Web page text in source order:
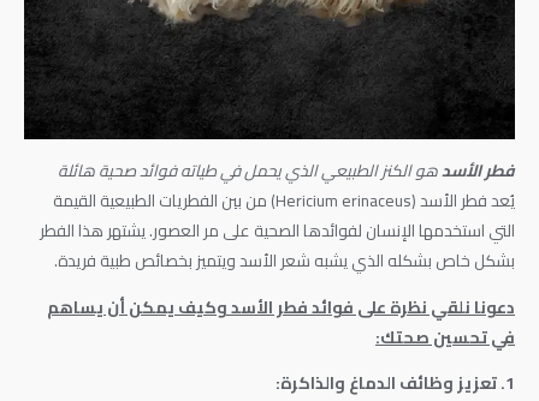
فطر الأسدهو الكنز الطبيعي الذي يحمل في طياته فوائد صحية هائلة
يُعد فطر الأسد (Hericium erinaceus) من بين الفطريات الطبيعية القيمة
التي استخدمها الإنسان لفوائدها الصحية على مر العصور. يشتهر هذا الفطر
بشكل خاص بشكله الذي يشبه شعر الأسد ويتميز بخصائص طبية فريدة.
دعونا نلقي نظرة على فوائد فطر الأسد وكيف يمكن أن يساهم
في تحسين صحتك:
1. تعزيز وظائف الدماغ والذاكرة: